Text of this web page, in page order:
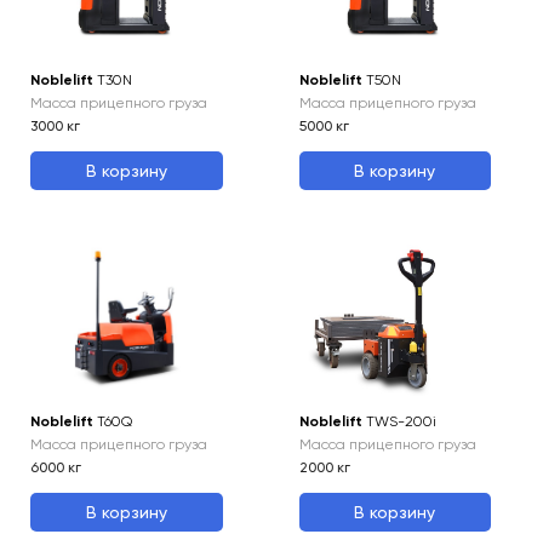
Noblelift T30N
Масса прицепного груза
3000 кг
В корзину
Noblelift T50N
Масса прицепного груза
5000кг
В корзину
Noblelift T60Q
Масса прицепного груза
6000 кг
В корзину
Noblelift TWS-200i
Масса прицепного груза
2000кг
В корзину